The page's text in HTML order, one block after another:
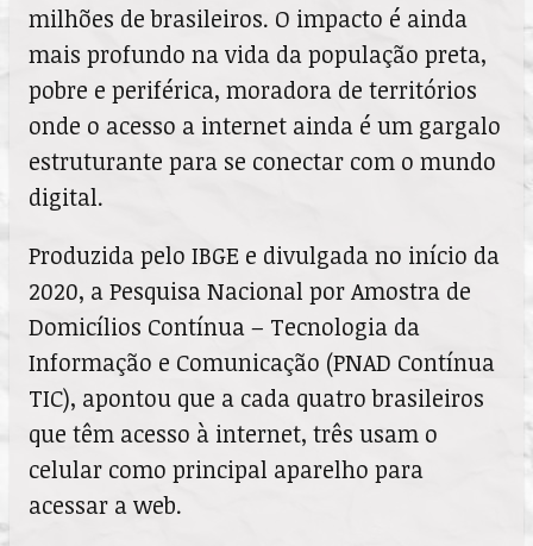
milhões de brasileiros. O impacto é ainda
mais profundo na vida da população preta,
pobre e periférica, moradora de territórios
onde o acesso a internet ainda é um gargalo
estruturante para se conectar com o mundo
digital.
Produzida pelo IBGE e divulgada no início da
2020, a Pesquisa Nacional por Amostra de
Domicílios Contínua – Tecnologia da
Informação e Comunicação (PNAD Contínua
TIC), apontou que a cada quatro brasileiros
que têm acesso à internet, três usam o
celular como principal aparelho para
acessar a web.